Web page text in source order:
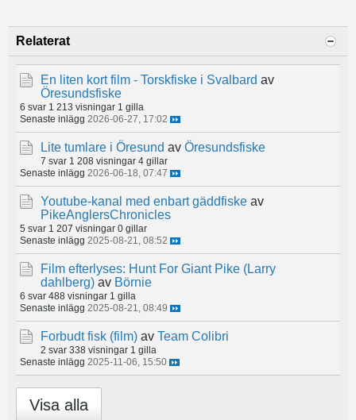
Relaterat
En liten kort film - Torskfiske i Svalbard av
Öresundsfiske
6 svar 1 213 visningar 1 gilla
Senaste inlägg 2026-06-27, 17:02
Lite tumlare i Öresund av Öresundsfiske
7 svar 1 208 visningar 4 gillar
Senaste inlägg 2026-06-18, 07:47
Youtube-kanal med enbart gäddfiske av
PikeAnglersChronicles
5 svar 1 207 visningar 0 gillar
Senaste inlägg 2025-08-21, 08:52
Film efterlyses: Hunt For Giant Pike (Larry
dahlberg) av Börnie
6 svar 488 visningar 1 gilla
Senaste inlägg 2025-08-21, 08:49
Forbudt fisk (film) av Team Colibri
2 svar 338 visningar 1 gilla
Senaste inlägg 2025-11-06, 15:50
Visa alla